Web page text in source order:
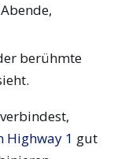
berühmte
Highway 1 gut